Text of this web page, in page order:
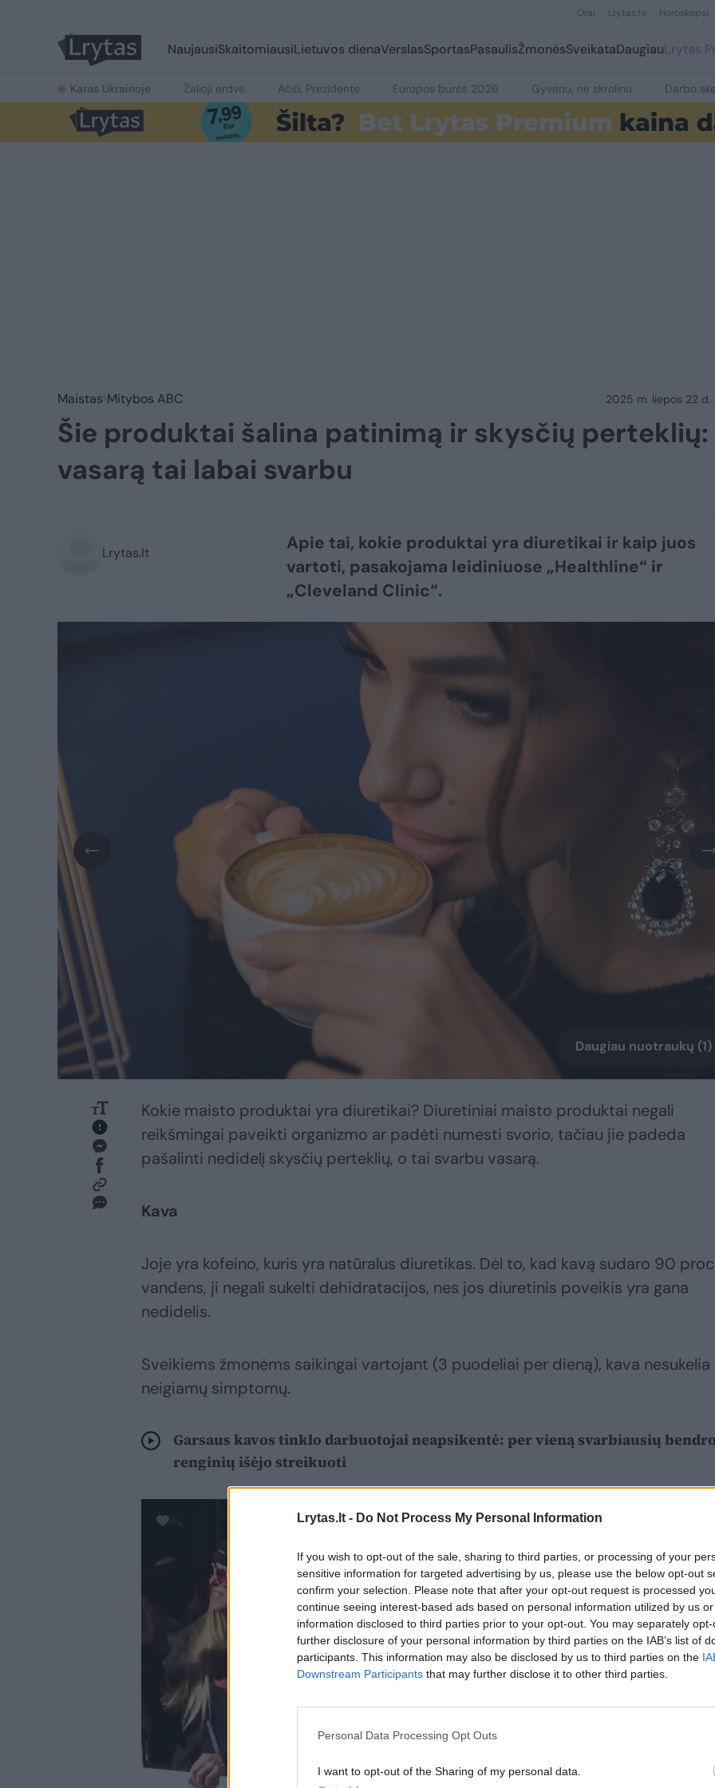
Lrytas.lt - Do Not Process My Personal Information
If you wish to opt-out of the sale, sharing to third parties, or processing of your
sensitive information for targeted advertising by us, please use the below opt-out
confirm your selection. Please note that after your opt-out request is processed
continue seeing interest-based ads based on personal information utilized by us
information disclosed to third parties prior to your opt-out. You may separately
further disclosure of your personal information by third parties on the IAB’s list of
participants. This information may also be disclosed by us to third parties on the
Downstream Participants that may further disclose it to other third parties.
Personal Data Processing Opt Outs
I want to opt-out of the Sharing of my personal data.
Orai Lrytas.tv Horoskopai
NaujausiSkaitomiausiLietuvos dienaVerslasSportasPasaulisŽmonėsSveikataDaugiauLrytas
Karas Ukrainoje Žalioji erdvė Ačiū, Prezidente Europos burės 2026 Gyvenu, ne skrolinu Darbo
Maistas Mitybos ABC 2025 m. liepos 22 d.
Šie produktai šalina patinimą ir skysčių perteklių:
vasarą tai labai svarbu
Lrytas.lt
Apie tai, kokie produktai yra diuretikai ir kaip juos
vartoti, pasakojama leidiniuose „Healthline“ ir
„Cleveland Clinic“.
Daugiau nuotraukų (1)
Kokie maisto produktai yra diuretikai? Diuretiniai maisto produktai negali
reikšmingai paveikti organizmo ar padėti numesti svorio, tačiau jie padeda
pašalinti nedidelį skysčių perteklių, o tai svarbu vasarą.
Kava
Joje yra kofeino, kuris yra natūralus diuretikas. Dėl to, kad kavą sudaro 90
vandens, ji negali sukelti dehidratacijos, nes jos diuretinis poveikis yra gana
nedidelis.
Sveikiems žmonėms saikingai vartojant (3 puodeliai per dieną), kava nesukelia
neigiamų simptomų.
Garsaus kavos tinklo darbuotojai neapsikentė: per vieną svarbiausių
renginių išėjo streikuoti